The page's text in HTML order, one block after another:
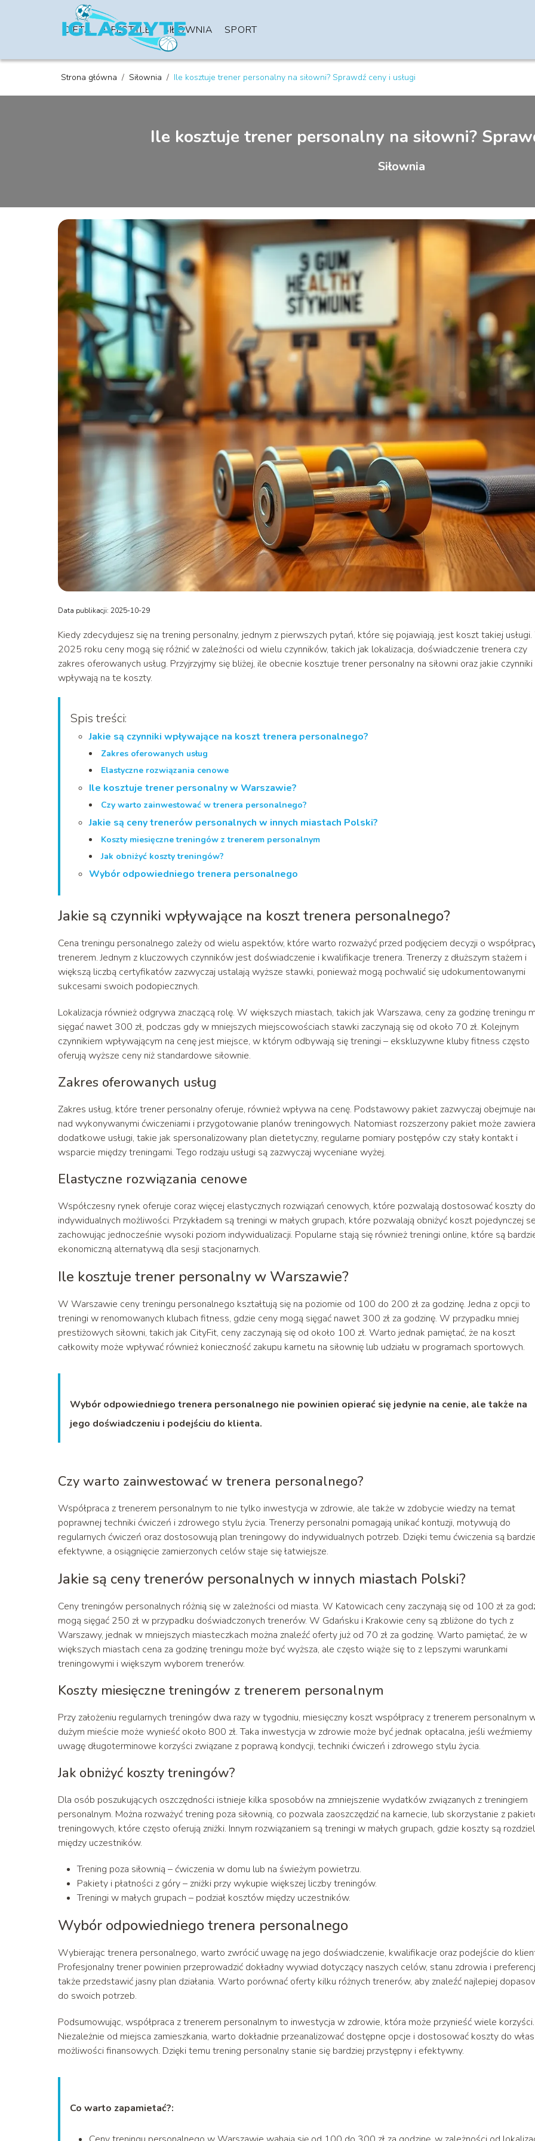
DIETA LIFESTYLE SIŁOWNIA SPORT
Strona główna / Siłownia / Ile kosztuje trener personalny na siłowni? Sprawdź ceny i usługi
Ile kosztuje trener personalny na siłowni?
Siłownia
Data publikacji: 2025-10-29
Kiedy zdecydujesz się na trening personalny, jednym z pierwszych pytań, które się pojawiają, jest koszt takiej
2025 roku ceny mogą się różnić w zależności od wielu czynników, takich jak lokalizacja, doświadczenie trenera czy
zakres oferowanych usług. Przyjrzyjmy się bliżej, ile obecnie kosztuje trener personalny na siłowni oraz jakie czynniki
wpływają na te koszty.
Spis treści:
Jakie są czynniki wpływające na koszt trenera personalnego?
Zakres oferowanych usług
Elastyczne rozwiązania cenowe
Ile kosztuje trener personalny w Warszawie?
Czy warto zainwestować w trenera personalnego?
Jakie są ceny trenerów personalnych w innych miastach Polski?
Koszty miesięczne treningów z trenerem personalnym
Jak obniżyć koszty treningów?
Wybór odpowiedniego trenera personalnego
Jakie są czynniki wpływające na koszt trenera personalnego?
Cena treningu personalnego zależy od wielu aspektów, które warto rozważyć przed podjęciem decyzji o
trenerem. Jednym z kluczowych czynników jest doświadczenie i kwalifikacje trenera. Trenerzy z dłuższym stażem i
większą liczbą certyfikatów zazwyczaj ustalają wyższe stawki, ponieważ mogą pochwalić się udokumentowanymi
sukcesami swoich podopiecznych.
Lokalizacja również odgrywa znaczącą rolę. W większych miastach, takich jak Warszawa, ceny za godzinę treningu
sięgać nawet 300 zł, podczas gdy w mniejszych miejscowościach stawki zaczynają się od około 70 zł. Kolejnym
czynnikiem wpływającym na cenę jest miejsce, w którym odbywają się treningi – ekskluzywne kluby fitness często
oferują wyższe ceny niż standardowe siłownie.
Zakres oferowanych usług
Zakres usług, które trener personalny oferuje, również wpływa na cenę. Podstawowy pakiet zazwyczaj obejmuje
nad wykonywanymi ćwiczeniami i przygotowanie planów treningowych. Natomiast rozszerzony pakiet może
dodatkowe usługi, takie jak spersonalizowany plan dietetyczny, regularne pomiary postępów czy stały kontakt i
wsparcie między treningami. Tego rodzaju usługi są zazwyczaj wyceniane wyżej.
Elastyczne rozwiązania cenowe
Współczesny rynek oferuje coraz więcej elastycznych rozwiązań cenowych, które pozwalają dostosować koszty do
indywidualnych możliwości. Przykładem są treningi w małych grupach, które pozwalają obniżyć koszt pojedynczej
zachowując jednocześnie wysoki poziom indywidualizacji. Popularne stają się również treningi online, które są
ekonomiczną alternatywą dla sesji stacjonarnych.
Ile kosztuje trener personalny w Warszawie?
W Warszawie ceny treningu personalnego kształtują się na poziomie od 100 do 200 zł za godzinę. Jedna z opcji to
treningi w renomowanych klubach fitness, gdzie ceny mogą sięgać nawet 300 zł za godzinę. W przypadku mniej
prestiżowych siłowni, takich jak CityFit, ceny zaczynają się od około 100 zł. Warto jednak pamiętać, że na koszt
całkowity może wpływać również konieczność zakupu karnetu na siłownię lub udziału w programach sportowych.
Wybór odpowiedniego trenera personalnego nie powinien opierać się jedynie na cenie, ale także na
jego doświadczeniu i podejściu do klienta.
Czy warto zainwestować w trenera personalnego?
Współpraca z trenerem personalnym to nie tylko inwestycja w zdrowie, ale także w zdobycie wiedzy na temat
poprawnej techniki ćwiczeń i zdrowego stylu życia. Trenerzy personalni pomagają unikać kontuzji, motywują do
regularnych ćwiczeń oraz dostosowują plan treningowy do indywidualnych potrzeb. Dzięki temu ćwiczenia są
efektywne, a osiągnięcie zamierzonych celów staje się łatwiejsze.
Jakie są ceny trenerów personalnych w innych miastach Polski?
Ceny treningów personalnych różnią się w zależności od miasta. W Katowicach ceny zaczynają się od 100 zł za
mogą sięgać 250 zł w przypadku doświadczonych trenerów. W Gdańsku i Krakowie ceny są zbliżone do tych z
Warszawy, jednak w mniejszych miasteczkach można znaleźć oferty już od 70 zł za godzinę. Warto pamiętać, że w
większych miastach cena za godzinę treningu może być wyższa, ale często wiąże się to z lepszymi warunkami
treningowymi i większym wyborem trenerów.
Koszty miesięczne treningów z trenerem personalnym
Przy założeniu regularnych treningów dwa razy w tygodniu, miesięczny koszt współpracy z trenerem personalnym
dużym mieście może wynieść około 800 zł. Taka inwestycja w zdrowie może być jednak opłacalna, jeśli
uwagę długoterminowe korzyści związane z poprawą kondycji, techniki ćwiczeń i zdrowego stylu życia.
Jak obniżyć koszty treningów?
Dla osób poszukujących oszczędności istnieje kilka sposobów na zmniejszenie wydatków związanych z treningiem
personalnym. Można rozważyć trening poza siłownią, co pozwala zaoszczędzić na karnecie, lub skorzystanie z
treningowych, które często oferują zniżki. Innym rozwiązaniem są treningi w małych grupach, gdzie koszty są
między uczestników.
Trening poza siłownią – ćwiczenia w domu lub na świeżym powietrzu.
Pakiety i płatności z góry – zniżki przy wykupie większej liczby treningów.
Treningi w małych grupach – podział kosztów między uczestników.
Wybór odpowiedniego trenera personalnego
Wybierając trenera personalnego, warto zwrócić uwagę na jego doświadczenie, kwalifikacje oraz podejście do
Profesjonalny trener powinien przeprowadzić dokładny wywiad dotyczący naszych celów, stanu zdrowia i
także przedstawić jasny plan działania. Warto porównać oferty kilku różnych trenerów, aby znaleźć najlepiej
do swoich potrzeb.
Podsumowując, współpraca z trenerem personalnym to inwestycja w zdrowie, która może przynieść wiele korzyści.
Niezależnie od miejsca zamieszkania, warto dokładnie przeanalizować dostępne opcje i dostosować koszty do
możliwości finansowych. Dzięki temu trening personalny stanie się bardziej przystępny i efektywny.
Co warto zapamietać?: